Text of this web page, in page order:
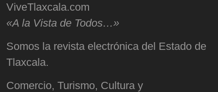
ViveTlaxcala.com
«A la Vista de Todos…»
Somos la revista electrónica del Estado de
Tlaxcala.
Comercio, Turismo, Cultura y